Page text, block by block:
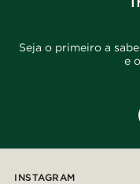
Seja o primeiro a
e
INSTAGRAM